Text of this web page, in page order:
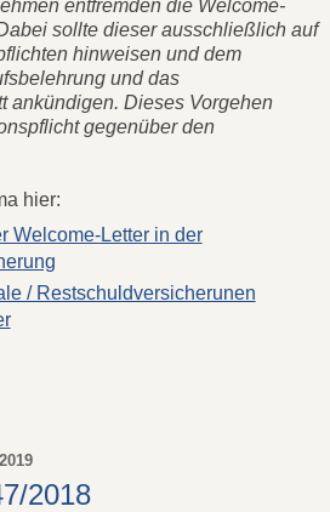
entfremden die Welcome-
sollte dieser ausschließlich auf
hinweisen und dem
und das
ankündigen. Dieses Vorgehen
gegenüber den
hier:
Welcome-Letter in der
/ Restschuldversicherunen
2018